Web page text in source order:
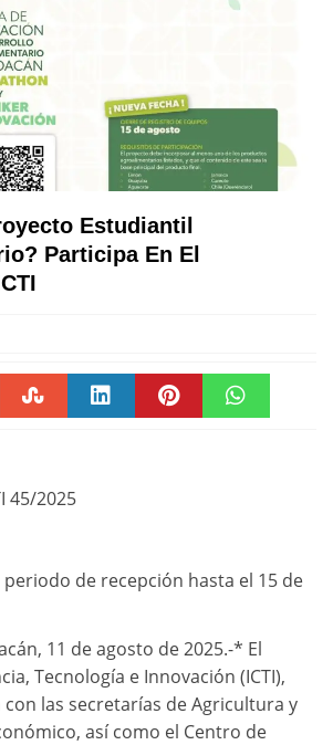
Estudiantil
Participa En El
45/2025
periodo de recepción hasta el 15 de
11 de agosto de 2025.-* El
Tecnología e Innovación (ICTI),
las secretarías de Agricultura y
así como el Centro de